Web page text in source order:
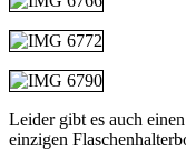
Leider gibt es auch
einzigen